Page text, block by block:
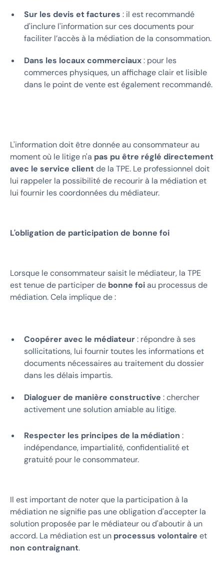
Sur les devis et factures : il est recommandé
d'inclure l'information sur ces documents pour
faciliter l’accès à la médiation de la consommation.
Dans les locaux commerciaux: pour les
commerces physiques, un affichage clair et lisible
dans le point de vente est également recommandé.
L'information doit être donnée au consommateur au
moment où le litige n'a pas pu être réglé directement
avec le service clientde la TPE. Le professionnel doit
lui rappeler la possibilité de recourir à la médiation et
lui fournir les coordonnées du médiateur.
L'obligation de participation de bonne foi
Lorsque le consommateur saisit le médiateur, la TPE
est tenue de participer de bonne foiau processus de
médiation. Cela implique de :
Coopérer avec le médiateur: répondre à ses
sollicitations, lui fournir toutes les informations et
documents nécessaires au traitement du dossier
dans les délais impartis.
Dialoguer de manière constructive : chercher
activement une solution amiable au litige.
Respecter les principes de la médiation :
indépendance, impartialité, confidentialité et
gratuité pour le consommateur.
Il est important de noter que la participation à la
médiation ne signifie pas une obligation d'accepter la
solution proposée par le médiateur ou d'aboutir à un
accord. La médiation est un processus volontaire et
non contraignant.